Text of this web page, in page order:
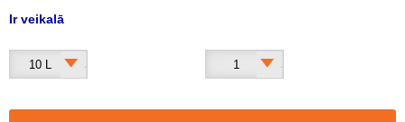
Ir veikalā
10 L 1